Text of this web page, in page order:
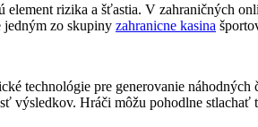
rizika a šťastia. V zahraničných
zo skupiny zahranicne kasina
technológie pre generovanie
výsledkov. Hráči môžu pohodlne